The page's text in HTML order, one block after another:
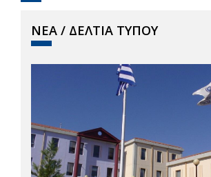
ΝΕΑ / ΔΕΛΤΙΑ ΤΥΠΟΥ